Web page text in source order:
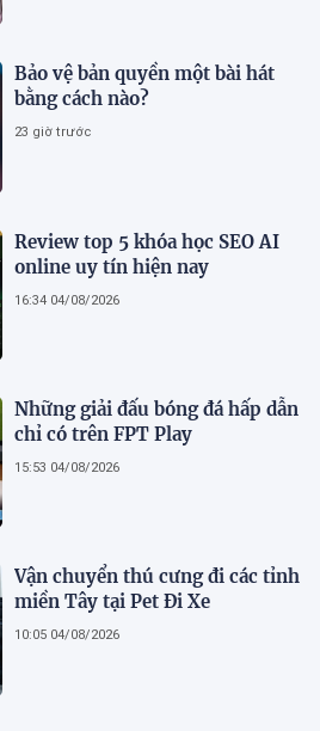
Bảo vệ bản quyền một bài hát
bằng cách nào?
23 giờ trước
Review top 5 khóa học SEO AI
online uy tín hiện nay
16:34 04/08/2026
Những giải đấu bóng đá hấp dẫn
chỉ có trên FPT Play
15:53 04/08/2026
Vận chuyển thú cưng đi các tỉnh
miền Tây tại Pet Đi Xe
10:05 04/08/2026